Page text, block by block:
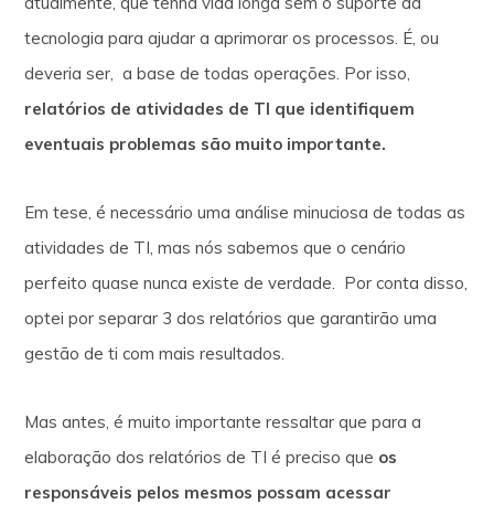
tecnologia para ajudar a aprimorar os processos. É, ou
deveria ser, a base de todas operações. Por isso,
relatórios de atividades de TI que identifiquem
eventuais problemas são muito importante.
Em tese, é necessário uma análise minuciosa de todas as
atividades de TI, mas nós sabemos que o cenário
perfeito quase nunca existe de verdade. Por conta disso,
optei por separar 3 dos relatórios que garantirão uma
gestão de ti com mais resultados.
Mas antes, é muito importante ressaltar que para a
elaboração dos relatórios de TI é preciso que os
responsáveis pelos mesmos possam acessar